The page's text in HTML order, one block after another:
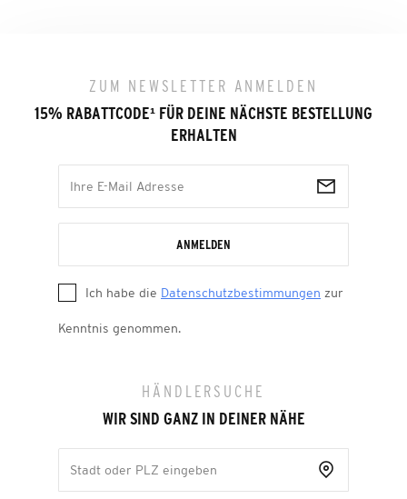
ZUM NEWSLETTER ANMELDEN
15% RABATTCODE¹ FÜR DEINE NÄCHSTE BESTELLUNG
ERHALTEN
ANMELDEN
Ich habe die Datenschutzbestimmungen zur
Kenntnis genommen.
HÄNDLERSUCHE
WIR SIND GANZ IN DEINER NÄHE